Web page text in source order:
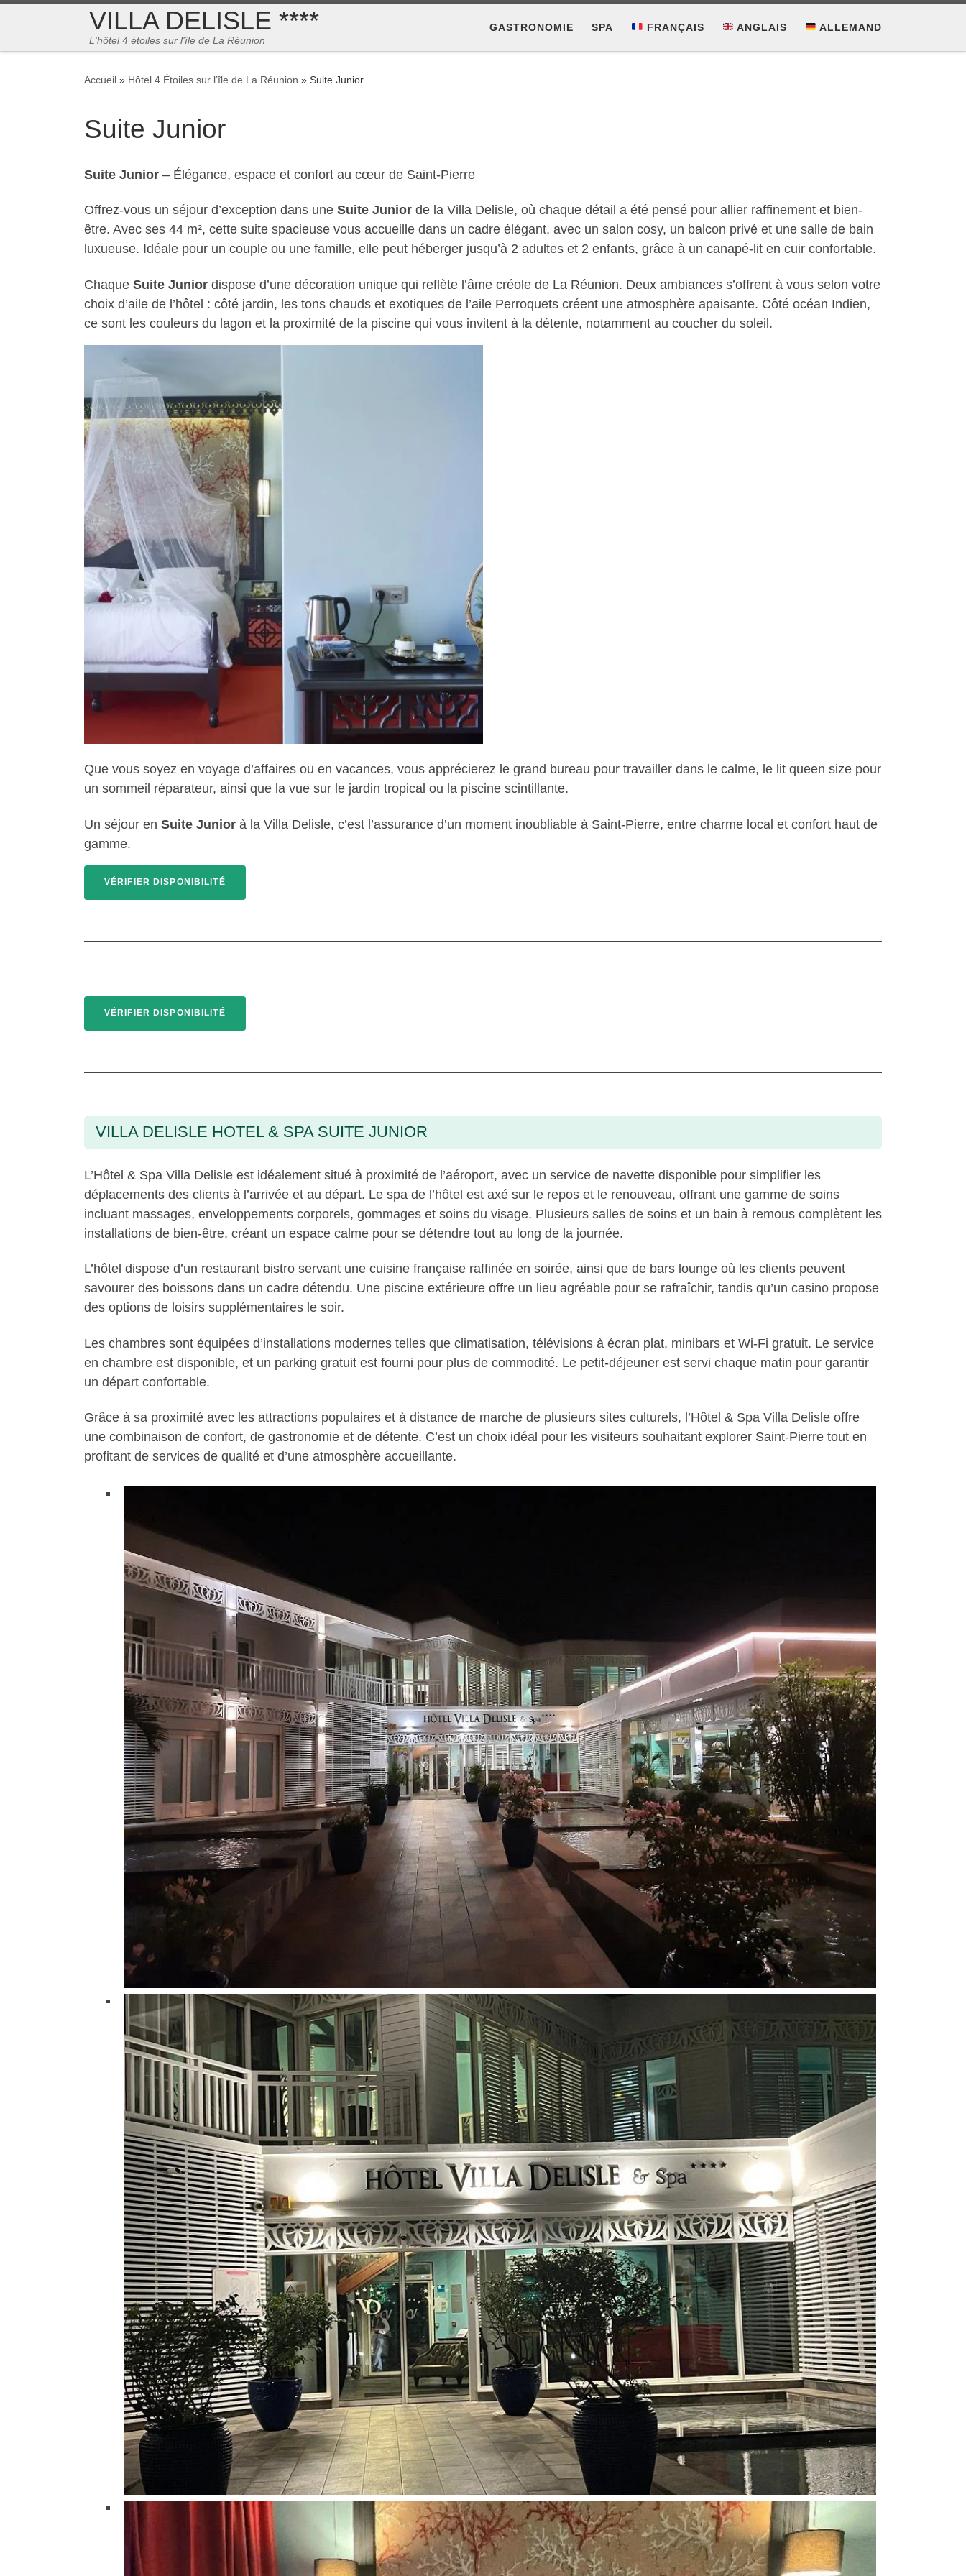
Passer au contenuVILLA DELISLE ****
L'hôtel 4 étoiles sur l'île de La Réunion
GASTRONOMIE SPA FRANÇAIS ANGLAIS ALLEMAND
Accueil » Hôtel 4 Étoiles sur l’île de La Réunion » Suite Junior
Suite Junior
Suite Junior – Élégance, espace et confort au cœur de Saint-Pierre
Offrez-vous un séjour d’exception dans une Suite Junior de la Villa Delisle, où chaque détail a été pensé pour allier raffinement et bien-
être. Avec ses 44 m², cette suite spacieuse vous accueille dans un cadre élégant, avec un salon cosy, un balcon privé et une salle de bain
luxueuse. Idéale pour un couple ou une famille, elle peut héberger jusqu’à 2 adultes et 2 enfants, grâce à un canapé-lit en cuir confortable.
Chaque Suite Junior dispose d’une décoration unique qui reflète l’âme créole de La Réunion. Deux ambiances s’offrent à vous selon votre
choix d’aile de l’hôtel : côté jardin, les tons chauds et exotiques de l’aile Perroquets créent une atmosphère apaisante. Côté océan Indien,
ce sont les couleurs du lagon et la proximité de la piscine qui vous invitent à la détente, notamment au coucher du soleil.
Que vous soyez en voyage d’affaires ou en vacances, vous apprécierez le grand bureau pour travailler dans le calme, le lit queen size pour
un sommeil réparateur, ainsi que la vue sur le jardin tropical ou la piscine scintillante.
Un séjour en Suite Junior à la Villa Delisle, c’est l’assurance d’un moment inoubliable à Saint-Pierre, entre charme local et confort haut de
gamme.
VÉRIFIER DISPONIBILITÉ
VÉRIFIER DISPONIBILITÉ
VILLA DELISLE HOTEL & SPA SUITE JUNIOR
L’Hôtel & Spa Villa Delisle est idéalement situé à proximité de l’aéroport, avec un service de navette disponible pour simplifier les
déplacements des clients à l’arrivée et au départ. Le spa de l’hôtel est axé sur le repos et le renouveau, offrant une gamme de soins
incluant massages, enveloppements corporels, gommages et soins du visage. Plusieurs salles de soins et un bain à remous complètent les
installations de bien-être, créant un espace calme pour se détendre tout au long de la journée.
L’hôtel dispose d’un restaurant bistro servant une cuisine française raffinée en soirée, ainsi que de bars lounge où les clients peuvent
savourer des boissons dans un cadre détendu. Une piscine extérieure offre un lieu agréable pour se rafraîchir, tandis qu’un casino propose
des options de loisirs supplémentaires le soir.
Les chambres sont équipées d’installations modernes telles que climatisation, télévisions à écran plat, minibars et Wi-Fi gratuit. Le service
en chambre est disponible, et un parking gratuit est fourni pour plus de commodité. Le petit-déjeuner est servi chaque matin pour garantir
un départ confortable.
Grâce à sa proximité avec les attractions populaires et à distance de marche de plusieurs sites culturels, l’Hôtel & Spa Villa Delisle offre
une combinaison de confort, de gastronomie et de détente. C’est un choix idéal pour les visiteurs souhaitant explorer Saint-Pierre tout en
profitant de services de qualité et d’une atmosphère accueillante.